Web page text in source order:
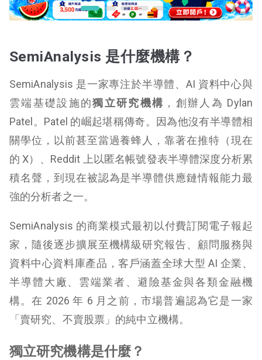
SemiAnalysis 是什麼機構？
SemiAnalysis 是一家專注於半導體、AI 資料中心與
雲端基礎設施的獨立研究機構 ，創辦人為 Dylan
Patel。Patel 的崛起堪稱傳奇。因為他沒有半導體相
關學位，以前甚至當過養蜂人，靠著在推特（現在
的 X）、Reddit 上以匿名帳號發表半導體深度分析累
積名聲，到現在被認為是半導體供應鏈情報能力最
強的分析者之一。
SemiAnalysis 的商業模式最初以付費訂閱電子報起
家，隨後逐步擴展至機構級研究報告、顧問服務與
資料中心資料庫產品，客戶涵蓋全球大型 AI 企業、
半導體大廠、雲端業者、避險基金與各類金融機
構。在 2026 年 6 月之前，市場普遍認為它是一家
「賣研究、不賣股票」的純中立機構。
獨立研究機構是什麼？